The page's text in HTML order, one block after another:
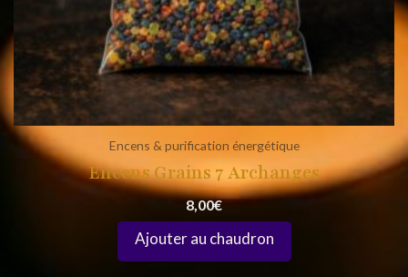
Encens & purification énergétique
Encens Grains 7 Archanges
8,00€